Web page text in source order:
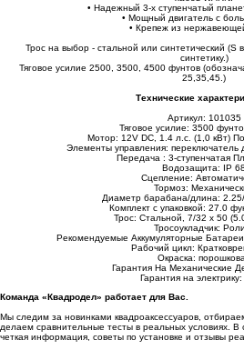
• Надежный 3-х ступенчатый
• Мощный двигатель с
• Крепеж из
Трос на выбор - стальной или синтетический (S
синтетику.)
Тяговое усилие 2500, 3500, 4500 фунтов
25,35,45.)
Технические
Артикул: 101035
Тяговое усилие: 3500
Мотор: 12V DC, 1.4 л.с. (1,0 кВт)
Элементы управления: переключатель
Передача : 3-ступенчатая
Водозащита: IP 68
Сцепление:
Тормоз:
Диаметр барабана/длина:
Комплект с упаковкой: 27.0
Трос: Стальной, 7/32 x 50
Тросоукладчик:
Рекомендуемые Аккумуляторные
Рабочий цикл:
Окраска:
Гарантия На Механические
Гарантия на
Команда «Квадродел» работает для Вас.
Мы следим за новинками квадроаксессуаров,
делаем сравнительные тесты в реальных условиях. В
четкая информация, советы по установке и отзывы